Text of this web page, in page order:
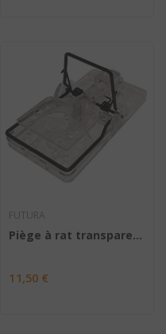
FUTURA
Piège à rat transparent - Gorilla Trap
11,50 €